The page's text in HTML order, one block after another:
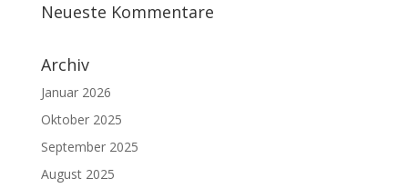
Neueste Kommentare
Archiv
Januar 2026
Oktober 2025
September 2025
August 2025